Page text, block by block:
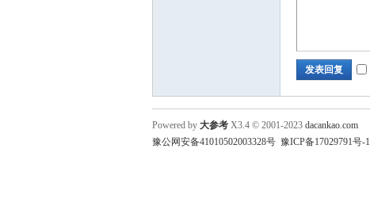
发表回复
Powered by 大参考 X3.4 © 2001-2023 dacankao.com
豫公网安备41010502003328号 豫ICP备17029791号-1